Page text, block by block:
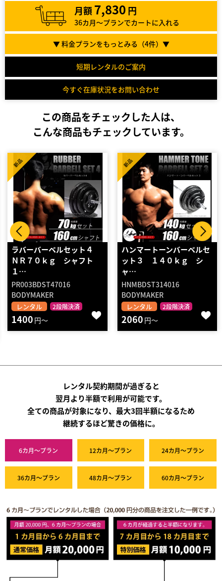
月額 7,830 円
36カ月～プランでカートに入れる
▼ 料金プランをもっとみる（4件）▼
短期レンタルのご案内
今すぐ在庫状況をお問い合わせ
この商品をチェックした人は、
こんな商品もチェックしています。
ハンマートーンバーベルセ
ット３ １４０ｋｇ シ
ャ…
HNMBDST314016
BODYMAKER
レンタル 2段階決済
新品
2060 円～
ラバーバーベルセットＮＲ
７０ｋｇ シャフト２０
０…
PR003BDST7020
BODYMAKER
レンタル 送料無料
2段階決済
新品
1560円～
レンタル契約期間が過ぎると
翌月より半額で利用が可能です。
全ての商品が対象になり、最大3回半額になるため
継続するほど驚きの価格に。
6カ月～プラン 12カ月～プラン 24カ月～プラン
36カ月～プラン 48カ月～プラン 60カ月～プラン